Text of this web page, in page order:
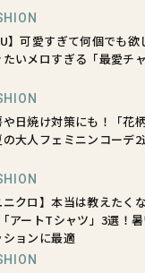
】可愛すぎて何個でも
たいメロすぎる「最愛チ
日焼け対策にも！「花
の大人フェミニンコーデ2
ニクロ】本当は教えたく
アートTシャツ」3選！
ションに最適